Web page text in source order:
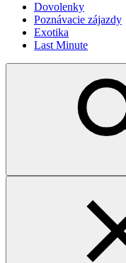
Dovolenky
Poznávacie zájazdy
Exotika
Last Minute